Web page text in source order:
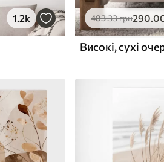
1.2k 483.33грн290